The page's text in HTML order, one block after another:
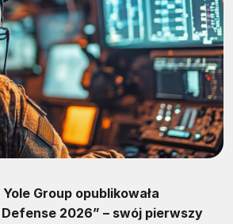
Group opublikowała
2026” – swój pierwszy